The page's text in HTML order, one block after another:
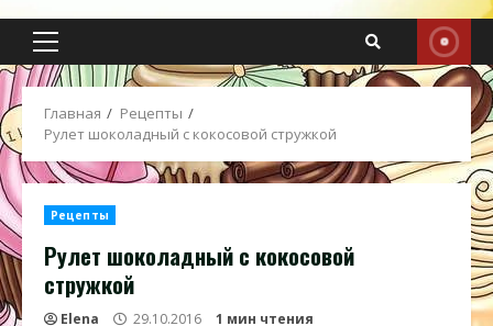
Основное
меню
Главная
Рецепты
Рулет шоколадный с кокосовой стружкой
Рецепты
Рулет шоколадный с кокосовой
стружкой
Elena 29.10.2016 1 мин чтения